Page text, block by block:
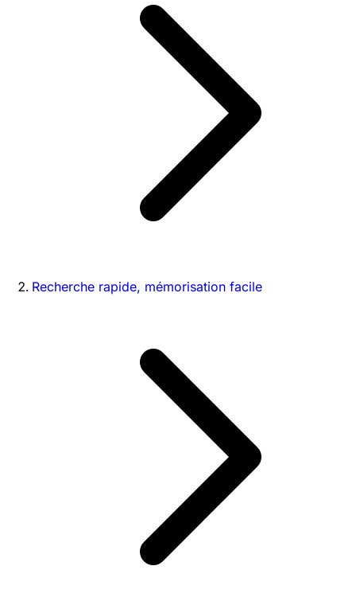
Recherche rapide, mémorisation facile